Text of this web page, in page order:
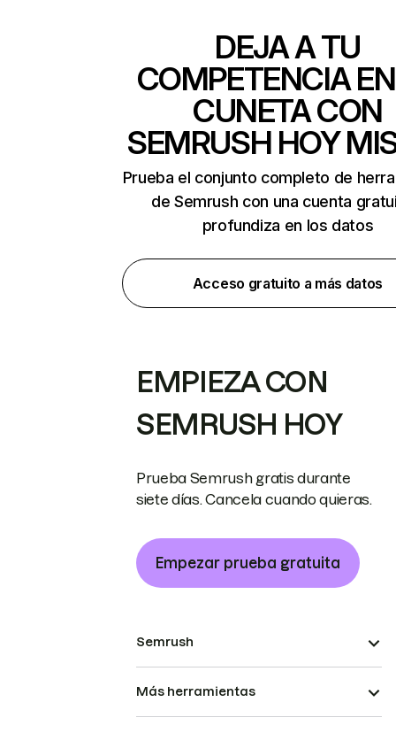
DEJA A TU
COMPETENCIA
CUNETA CON
SEMRUSH HOY
Prueba el conjunto completo de
de Semrush con una cuenta
profundiza en los datos
Acceso gratuito a más datos
EMPIEZA CON
SEMRUSH HOY
Prueba Semrush gratis durante
siete días. Cancela cuando quieras.
Empezar prueba gratuita
Semrush
Más herramientas